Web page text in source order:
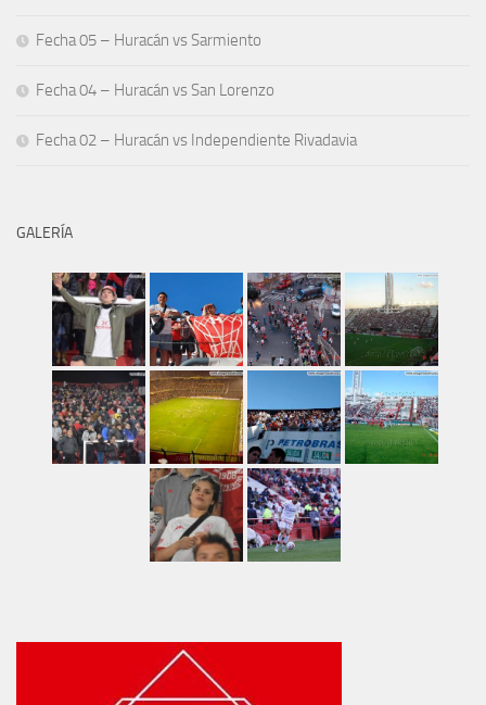
Fecha 05 – Huracán vs Sarmiento
Fecha 04 – Huracán vs San Lorenzo
Fecha 02 – Huracán vs Independiente Rivadavia
GALERÍA